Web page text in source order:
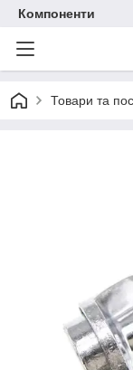
Компоненти
Товари та